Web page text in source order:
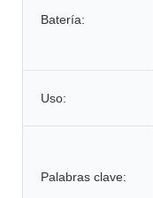
Batería:
Uso:
Palabras clave: